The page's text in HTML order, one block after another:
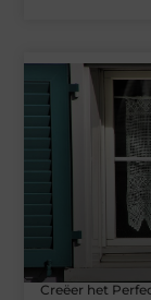
Creëer het